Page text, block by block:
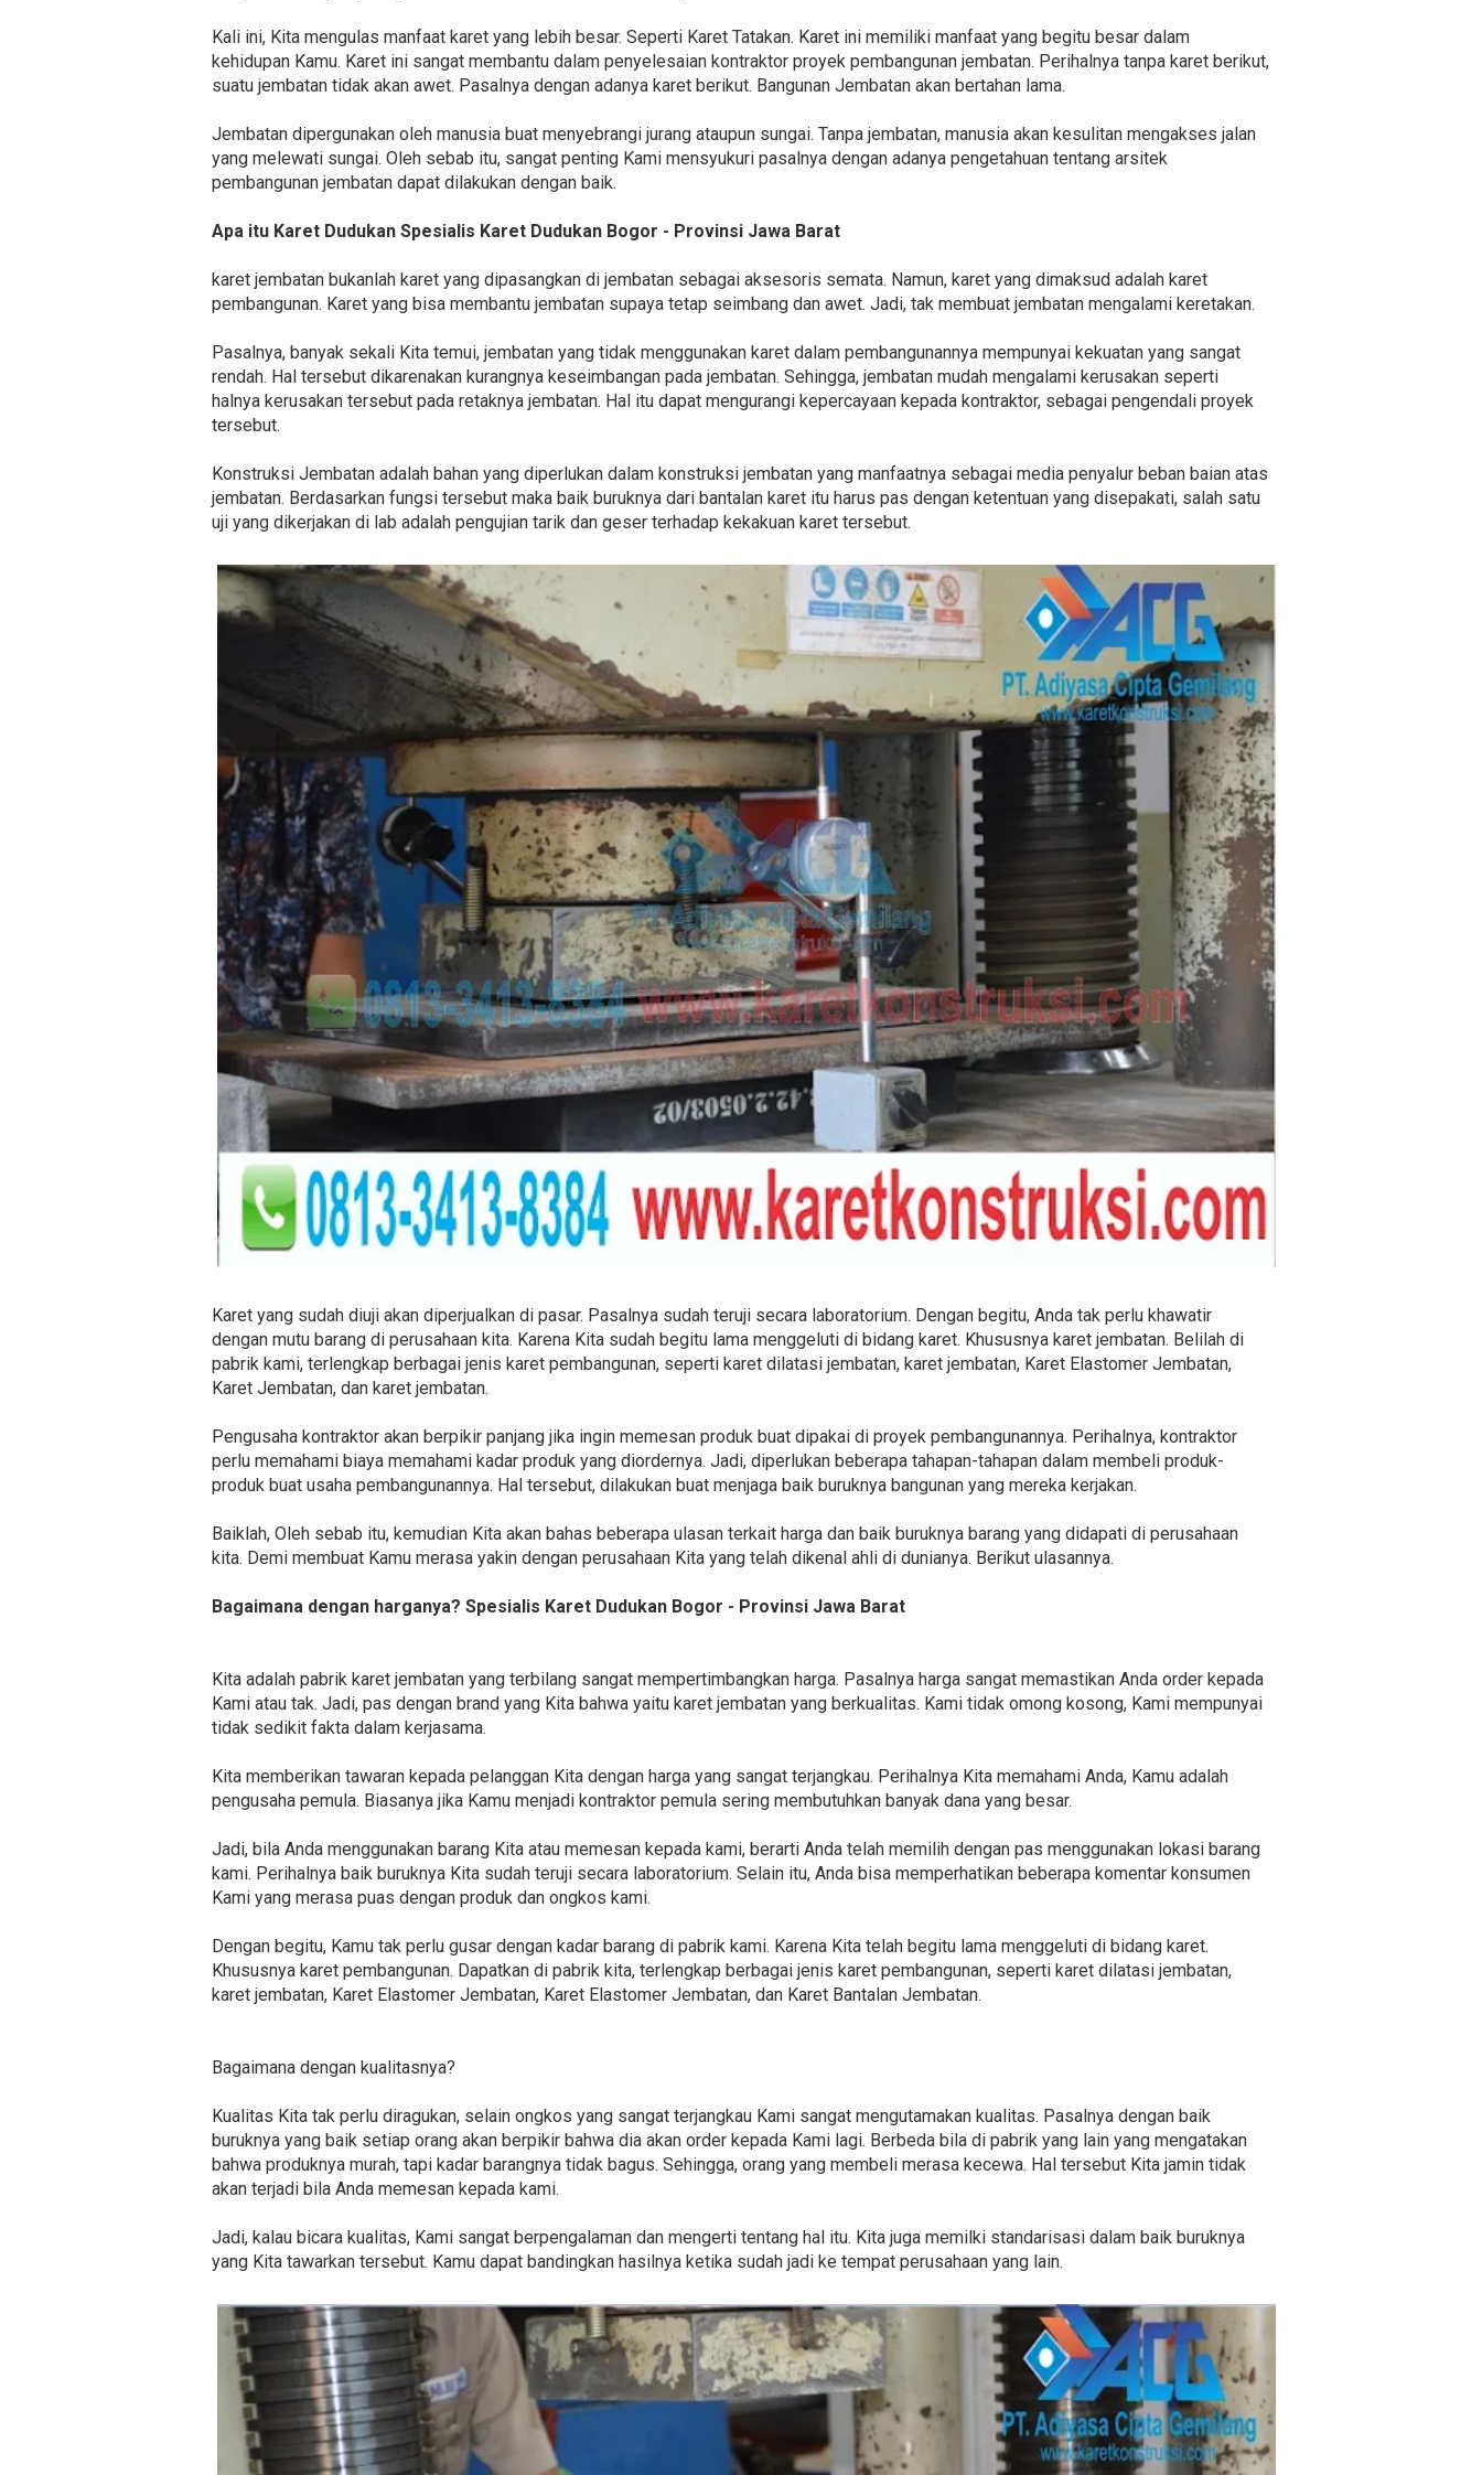
Kali ini, Kita mengulas manfaat karet yang lebih besar. Seperti Karet Tatakan. Karet ini memiliki manfaat yang begitu besar dalam
kehidupan Kamu. Karet ini sangat membantu dalam penyelesaian kontraktor proyek pembangunan jembatan. Perihalnya tanpa karet berikut,
suatu jembatan tidak akan awet. Pasalnya dengan adanya karet berikut. Bangunan Jembatan akan bertahan lama.
Jembatan dipergunakan oleh manusia buat menyebrangi jurang ataupun sungai. Tanpa jembatan, manusia akan kesulitan mengakses jalan
yang melewati sungai. Oleh sebab itu, sangat penting Kami mensyukuri pasalnya dengan adanya pengetahuan tentang arsitek
pembangunan jembatan dapat dilakukan dengan baik.
Apa itu Karet Dudukan Spesialis Karet Dudukan Bogor - Provinsi Jawa Barat
karet jembatan bukanlah karet yang dipasangkan di jembatan sebagai aksesoris semata. Namun, karet yang dimaksud adalah karet
pembangunan. Karet yang bisa membantu jembatan supaya tetap seimbang dan awet. Jadi, tak membuat jembatan mengalami keretakan.
Pasalnya, banyak sekali Kita temui, jembatan yang tidak menggunakan karet dalam pembangunannya mempunyai kekuatan yang sangat
rendah. Hal tersebut dikarenakan kurangnya keseimbangan pada jembatan. Sehingga, jembatan mudah mengalami kerusakan seperti
halnya kerusakan tersebut pada retaknya jembatan. Hal itu dapat mengurangi kepercayaan kepada kontraktor, sebagai pengendali proyek
tersebut.
Konstruksi Jembatan adalah bahan yang diperlukan dalam konstruksi jembatan yang manfaatnya sebagai media penyalur beban baian atas
jembatan. Berdasarkan fungsi tersebut maka baik buruknya dari bantalan karet itu harus pas dengan ketentuan yang disepakati, salah satu
uji yang dikerjakan di lab adalah pengujian tarik dan geser terhadap kekakuan karet tersebut.
Karet yang sudah diuji akan diperjualkan di pasar. Pasalnya sudah teruji secara laboratorium. Dengan begitu, Anda tak perlu khawatir
dengan mutu barang di perusahaan kita. Karena Kita sudah begitu lama menggeluti di bidang karet. Khususnya karet jembatan. Belilah di
pabrik kami, terlengkap berbagai jenis karet pembangunan, seperti karet dilatasi jembatan, karet jembatan, Karet Elastomer Jembatan,
Karet Jembatan, dan karet jembatan.
Pengusaha kontraktor akan berpikir panjang jika ingin memesan produk buat dipakai di proyek pembangunannya. Perihalnya, kontraktor
perlu memahami biaya memahami kadar produk yang diordernya. Jadi, diperlukan beberapa tahapan-tahapan dalam membeli produk-
produk buat usaha pembangunannya. Hal tersebut, dilakukan buat menjaga baik buruknya bangunan yang mereka kerjakan.
Baiklah, Oleh sebab itu, kemudian Kita akan bahas beberapa ulasan terkait harga dan baik buruknya barang yang didapati di perusahaan
kita. Demi membuat Kamu merasa yakin dengan perusahaan Kita yang telah dikenal ahli di dunianya. Berikut ulasannya.
Bagaimana dengan harganya? Spesialis Karet Dudukan Bogor - Provinsi Jawa Barat
Kita adalah pabrik karet jembatan yang terbilang sangat mempertimbangkan harga. Pasalnya harga sangat memastikan Anda order kepada
Kami atau tak. Jadi, pas dengan brand yang Kita bahwa yaitu karet jembatan yang berkualitas. Kami tidak omong kosong, Kami mempunyai
tidak sedikit fakta dalam kerjasama.
Kita memberikan tawaran kepada pelanggan Kita dengan harga yang sangat terjangkau. Perihalnya Kita memahami Anda, Kamu adalah
pengusaha pemula. Biasanya jika Kamu menjadi kontraktor pemula sering membutuhkan banyak dana yang besar.
Jadi, bila Anda menggunakan barang Kita atau memesan kepada kami, berarti Anda telah memilih dengan pas menggunakan lokasi barang
kami. Perihalnya baik buruknya Kita sudah teruji secara laboratorium. Selain itu, Anda bisa memperhatikan beberapa komentar konsumen
Kami yang merasa puas dengan produk dan ongkos kami.
Dengan begitu, Kamu tak perlu gusar dengan kadar barang di pabrik kami. Karena Kita telah begitu lama menggeluti di bidang karet.
Khususnya karet pembangunan. Dapatkan di pabrik kita, terlengkap berbagai jenis karet pembangunan, seperti karet dilatasi jembatan,
karet jembatan, Karet Elastomer Jembatan, Karet Elastomer Jembatan, dan Karet Bantalan Jembatan.
Bagaimana dengan kualitasnya?
Kualitas Kita tak perlu diragukan, selain ongkos yang sangat terjangkau Kami sangat mengutamakan kualitas. Pasalnya dengan baik
buruknya yang baik setiap orang akan berpikir bahwa dia akan order kepada Kami lagi. Berbeda bila di pabrik yang lain yang mengatakan
bahwa produknya murah, tapi kadar barangnya tidak bagus. Sehingga, orang yang membeli merasa kecewa. Hal tersebut Kita jamin tidak
akan terjadi bila Anda memesan kepada kami.
Jadi, kalau bicara kualitas, Kami sangat berpengalaman dan mengerti tentang hal itu. Kita juga memilki standarisasi dalam baik buruknya
yang Kita tawarkan tersebut. Kamu dapat bandingkan hasilnya ketika sudah jadi ke tempat perusahaan yang lain.